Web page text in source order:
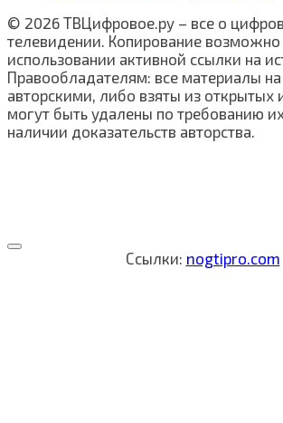
© 2026 ТВЦифровое.ру – все о
телевидении. Копирование возможно
использовании активной ссылки на
Правообладателям: все материалы на
авторскими, либо взяты из открытых
могут быть удалены по требованию
наличии доказательств авторства.
Ссылки: nogtipro.com